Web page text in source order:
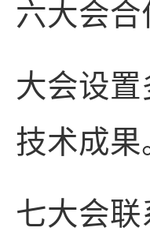
六大会合
大会设
技术成
七大会联